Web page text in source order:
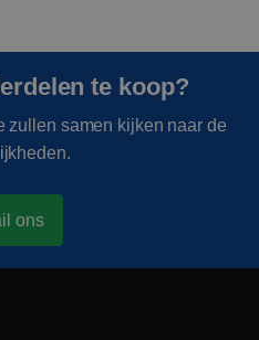
te koop?
zullen samen kijken naar de
ons